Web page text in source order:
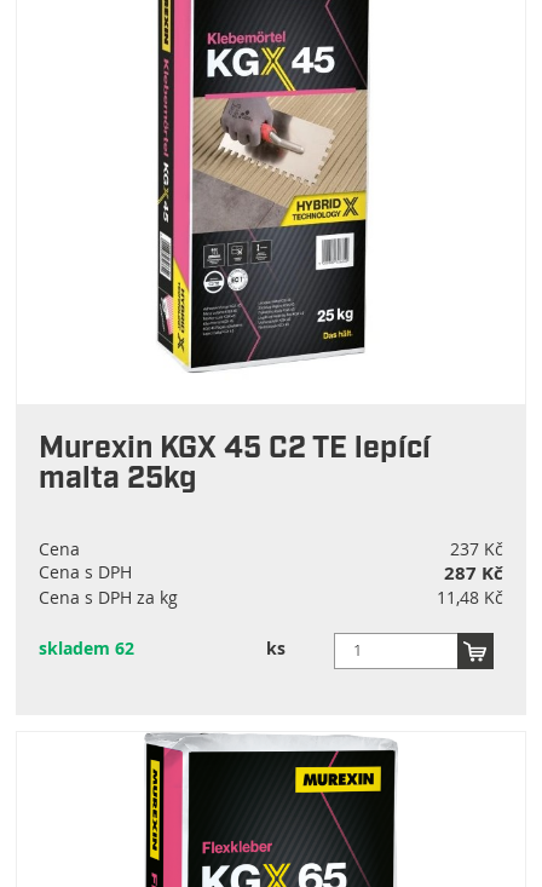
Murexin KGX 45 C2 TE lepící
malta 25kg
Cena
237 Kč
Cena s DPH
287 Kč
Cena s DPH za kg 11,48 Kč
skladem 62 ks